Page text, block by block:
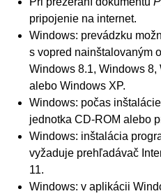
pripojenie na internet.
Windows: prevádzku
s vopred nainštalovaným
Windows 8.1,Windows 8,
aleboWindows XP.
Windows: počas
jednotka CD-ROM alebo
Windows: inštalácia
vyžaduje prehľadávač
11.
Windows: v aplikácii